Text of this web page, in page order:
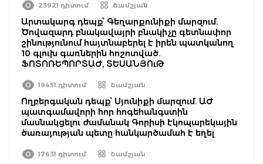
23921 դիտում Շամշյան
Արտակարգ դեպք՝ Գեղարքունիքի մարզում.
Ծովազարդ բնակավայրի բնակիչը գետնափոր
շինությունում հայտնաբերել է իրեն պատկանող
10 գլուխ գառներին հոշոտված.
ՖՈՏՈՌԵՊՈՐՏԱԺ, ՏԵՍԱՆՅՈւԹ
19451 դիտում Շամշյան
Ողբերգական դեպք՝ Սյունիքի մարզում. ԱԺ
պատգամավորի հոր հոգեհանգստին
մասնակցելու ժամանակ Գորիսի էկոպարեկային
ծառայության պետը հանկարծամահ է եղել
17631 դիտում Շամշյան